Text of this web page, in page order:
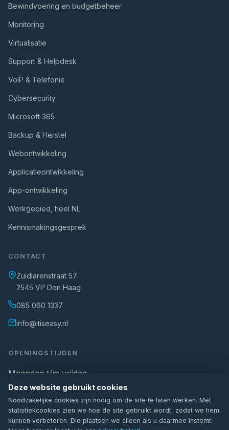
Bewindvoering en budgetbeheer
Monitoring
Virtualisatie
Support & Helpdesk
VoIP & Telefonie
Cybersecurity
Microsoft 365
Backup & Herstel
Webontwikkeling
Applicatieontwikkeling
App-ontwikkeling
Werkgebied, heel NL
Kennismakingsgesprek
CONTACT
Zuidlarenstraat 57
2545 VP Den Haag
085 060 1337
info@itiseasy.nl
OPENINGSTIJDEN
Maandag t/m vrijdag
08:00 – 17:00
Buiten kantooruren? Spoedgevallen kunnen ook via WhatsApp
worden gemeld.
Deze website gebruikt cookies
Noodzakelijke cookies zijn nodig om de site te laten werken. Met
statistiekcookies zien we hoe de site gebruikt wordt, zodat we hem
kunnen verbeteren. Die plaatsen we alleen als u daarmee instemt.